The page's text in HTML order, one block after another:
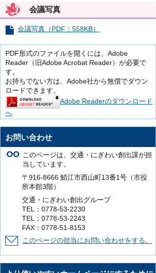
会議写真
会議写真（PDF：558KB）
PDF形式のファイルを開くには、Adobe
Reader（旧Adobe Acrobat Reader）が必要で
す。
お持ちでない方は、Adobe社から無償でダウン
ロードできます。
Adobe Readerのダウンロード
へ
お問い合わせ
このページは、交通・にぎわい創出課が担
当しています。
〒916-8666 鯖江市西山町13番1号（市役
所本館3階）
交通・にぎわい創出グループ
TEL：0778-53-2230
TEL：0778-53-2243
FAX：0778-51-8153
このページの担当にお問い合わせをする。